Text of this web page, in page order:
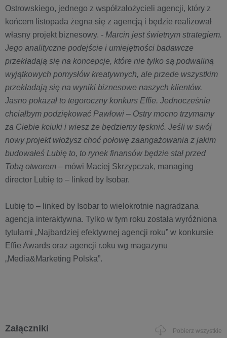
Ostrowskiego, jednego z współzałożycieli agencji, który z
końcem listopada żegna się z agencją i będzie realizował
własny projekt biznesowy. - Marcin jest świetnym strategiem.
Jego analityczne podejście i umiejętności badawcze
przekładają się na koncepcje, które nie tylko są podwaliną
wyjątkowych pomysłów kreatywnych, ale przede wszystkim
przekładają się na wyniki biznesowe naszych klientów.
Jasno pokazał to tegoroczny konkurs Effie. Jednocześnie
chciałbym podziękować Pawłowi – Ostry mocno trzymamy
za Ciebie kciuki i wiesz że będziemy tęsknić. Jeśli w swój
nowy projekt włożysz choć połowę zaangażowania z jakim
budowałeś Lubię to, to rynek finansów będzie stał przed
Tobą otworem – mówi Maciej Skrzypczak, managing
director Lubię to – linked by Isobar.
Lubię to – linked by Isobar to wielokrotnie nagradzana
agencja interaktywna. Tylko w tym roku została wyróżniona
tytułami „Najbardziej efektywnej agencji roku” w konkursie
Effie Awards oraz agencji r.oku wg magazynu
„Media&Marketing Polska”.
Załączniki Pobierz wszystkie